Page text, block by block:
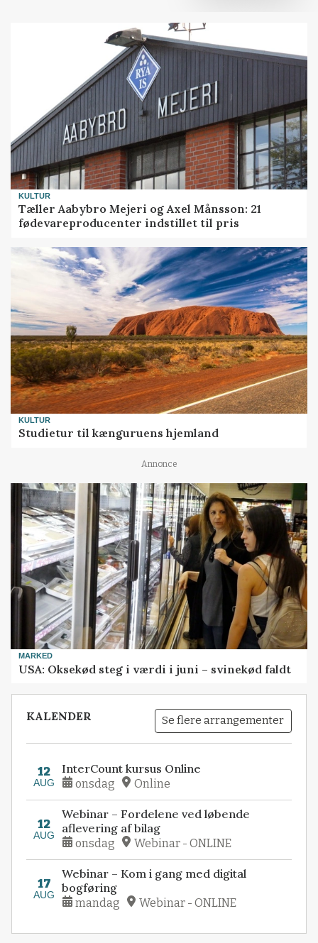
KULTUR
Tæller Aabybro Mejeri og Axel Månsson: 21
fødevareproducenter indstillet til pris
KULTUR
Studietur til kænguruens hjemland
Annonce
MARKED
USA: Oksekød steg i værdi i juni – svinekød faldt
KALENDER Se flere arrangementer
12
AUG
InterCount kursus Online
onsdag Online
12
AUG
Webinar – Fordelene ved løbende
aflevering af bilag
onsdag Webinar - ONLINE
17
AUG
Webinar – Kom i gang med digital
bogføring
mandag Webinar - ONLINE